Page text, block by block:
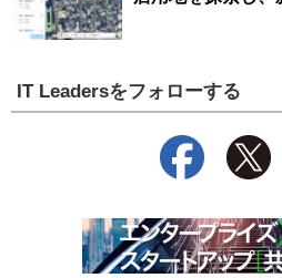
IT Leadersをフォローする